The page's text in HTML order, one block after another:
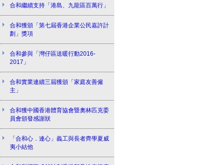
合和繼續支持「港島、九龍區百萬行」
合和獲頒「第七屆香港企業公民嘉許計
劃」獎項
合和參與「灣仔區送暖行動2016-
2017」
合和實業連續三屆獲頒「家庭友善僱
主」
合和獲中國香港體育協會暨奧林匹克委
員會頒發感謝狀
「合和心．連心」義工與長者齊學夏威
夷小結他